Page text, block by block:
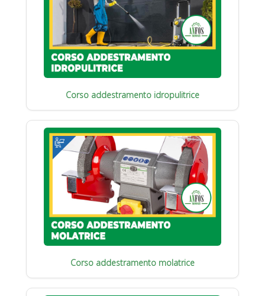
Corso addestramento idropulitrice
Corso addestramento molatrice